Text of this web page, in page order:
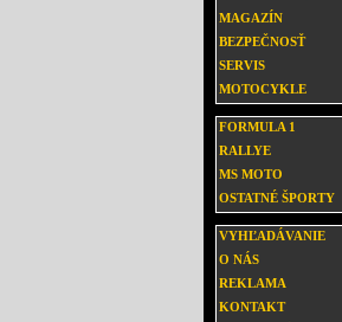
MAGAZÍN
BEZPEČNOSŤ
SERVIS
MOTOCYKLE
FORMULA 1
RALLYE
MS MOTO
OSTATNÉ ŠPORTY
VYHĽADÁVANIE
O NÁS
REKLAMA
KONTAKT